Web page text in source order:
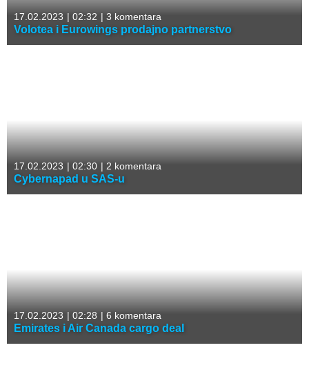
17.02.2023 | 02:32 | 3 komentara
Volotea i Eurowings prodajno partnerstvo
17.02.2023 | 02:30 | 2 komentara
Cybernapad u SAS-u
17.02.2023 | 02:28 | 6 komentara
Emirates i Air Canada cargo deal